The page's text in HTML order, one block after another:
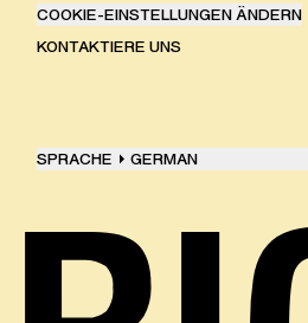
COOKIE-EINSTELLUNGEN ÄNDERN
KONTAKTIERE UNS
SPRACHE GERMAN